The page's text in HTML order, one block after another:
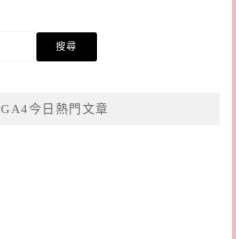
GA4今日熱門文章